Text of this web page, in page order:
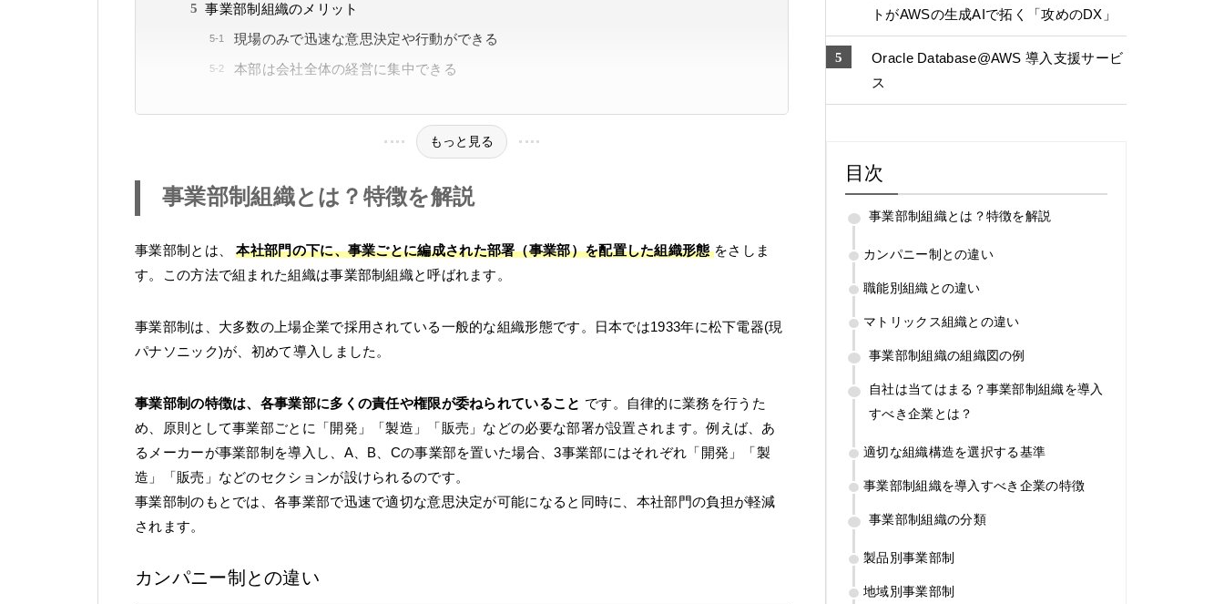
事業部制組織のメリット
現場のみで迅速な意思決定や行動ができる
本部は会社全体の経営に集中できる
もっと見る
事業部制組織とは？特徴を解説
事業部制とは、本社部門の下に、事業ごとに編成された部署（事業部）を配置した組織形態をさしま
す。この方法で組まれた組織は事業部制組織と呼ばれます。
事業部制は、大多数の上場企業で採用されている一般的な組織形態です。日本では1933年に松下電器(現
パナソニック)が、初めて導入しました。
事業部制の特徴は、各事業部に多くの責任や権限が委ねられていること です。自律的に業務を行うた
め、原則として事業部ごとに「開発」「製造」「販売」などの必要な部署が設置されます。例えば、あ
るメーカーが事業部制を導入し、A、B、Cの事業部を置いた場合、3事業部にはそれぞれ「開発」「製
造」「販売」などのセクションが設けられるのです。
事業部制のもとでは、各事業部で迅速で適切な意思決定が可能になると同時に、本社部門の負担が軽減
されます。
カンパニー制との違い
トがAWSの生成AIで拓く「攻めのDX」
Oracle Database@AWS 導入支援サービ
ス
目次
事業部制組織とは？特徴を解説
カンパニー制との違い
職能別組織との違い
マトリックス組織との違い
事業部制組織の組織図の例
自社は当てはまる？事業部制組織を導入
すべき企業とは？
適切な組織構造を選択する基準
事業部制組織を導入すべき企業の特徴
事業部制組織の分類
製品別事業部制
地域別事業部制